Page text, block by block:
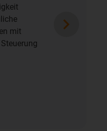
für eine